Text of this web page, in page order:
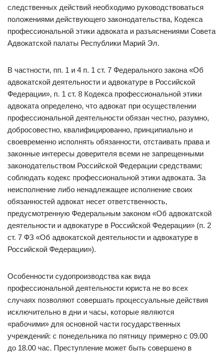
следственных действий необходимо руководствоваться
положениями действующего законодательства, Кодекса
профессиональной этики адвоката и разъяснениями Совета
Адвокатской палаты Республики Марий Эл.
В частности, пп. 1 и 4 п. 1 ст. 7 Федерального закона «Об
адвокатской деятельности и адвокатуре в Российской
Федерации», п. 1 ст. 8 Кодекса профессиональной этики
адвоката определено, что адвокат при осуществлении
профессиональной деятельности обязан честно, разумно,
добросовестно, квалифицированно, принципиально и
своевременно исполнять обязанности, отстаивать права и
законные интересы доверителя всеми не запрещенными
законодательством Российской Федерации средствами;
соблюдать кодекс профессиональной этики адвоката. За
неисполнение либо ненадлежащее исполнение своих
обязанностей адвокат несет ответственность,
предусмотренную Федеральным законом «Об адвокатской
деятельности и адвокатуре в Российской Федерации» (п. 2
ст. 7 ФЗ «Об адвокатской деятельности и адвокатуре в
Российской Федерации»).
Особенности судопроизводства как вида
профессиональной деятельности юриста не во всех
случаях позволяют совершать процессуальные действия
исключительно в дни и часы, которые являются
«рабочими» для основной части государственных
учреждений: с понедельника по пятницу примерно с 09.00
до 18.00 час. Преступление может быть совершено в